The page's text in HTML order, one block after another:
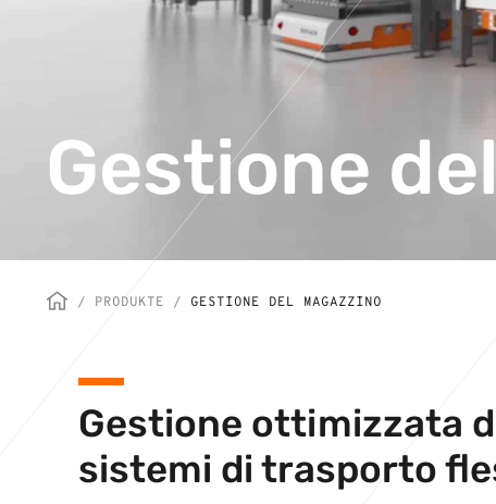
Gestione
/ PRODUKTE / GESTIONE DEL MAGAZZINO
Gestione ottimizzata
sistemi di trasporto